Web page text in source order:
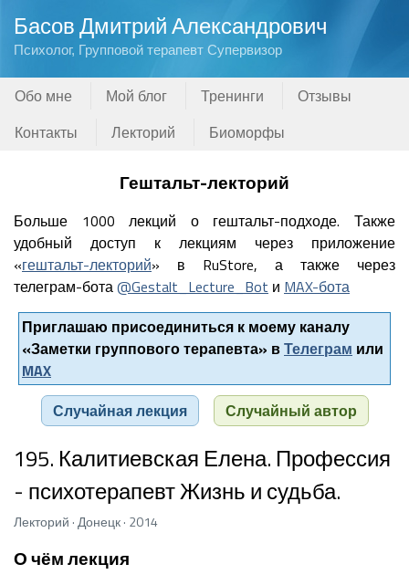
Басов Дмитрий Александрович
Психолог, Групповой терапевт Супервизор
Обо мне Мой блог Тренинги
Отзывы
Контакты
Лекторий Биоморфы
Гештальт-лекторий
Больше 1000 лекций о гештальт-подходе. Также
удобный доступ к лекциям через приложение
«гештальт-лекторий» в RuStore, а также через
телеграм-бота@Gestalt_Lecture_Bot и MAX-бота
Приглашаю присоединиться к моему каналу
«Заметки группового терапевта» вТелеграм или
MAX
Случайная лекция
Случайный автор
195. Калитиевская Елена. Профессия
- психотерапевт Жизнь и судьба.
Лекторий · Донецк · 2014
О чём лекция